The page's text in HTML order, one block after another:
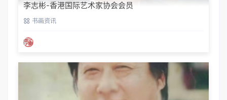
李志彬-香港国际艺术家协会会员
书画资讯